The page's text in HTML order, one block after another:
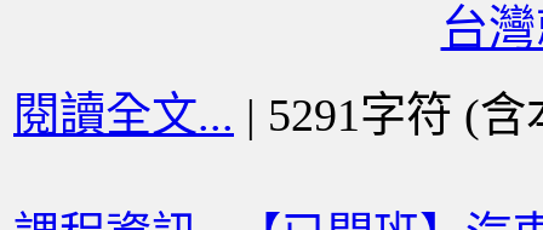
台
閱讀全文... | 5291字符 (含